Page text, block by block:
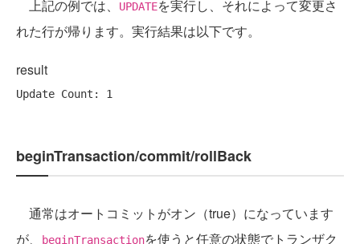
上記の例では、 UPDATEを実行し、それによって変更さ
れた行が帰ります。実行結果は以下です。
result
beginTransaction/commit/rollBack
通常はオートコミットがオン（true）になっています
が、
beginTransactionを使うと任意の状態でトランザク